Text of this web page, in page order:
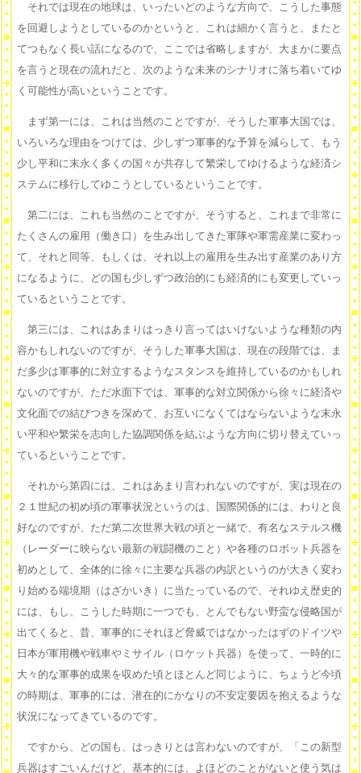
それでは現在の地球は、いったいどのような方向で、こうした事態
を回避しようとしているのかというと、これは細かく言うと、またと
てつもなく長い話になるので、ここでは省略しますが、大まかに要点
を言うと現在の流れだと、次のような未来のシナリオに落ち着いてゆ
く可能性が高いということです。
まず第一には、これは当然のことですが、そうした軍事大国では、
いろいろな理由をつけては、少しずつ軍事的な予算を減らして、もう
少し平和に末永く多くの国々が共存して繁栄してゆけるような経済シ
ステムに移行してゆこうとしているということです。
第二には、これも当然のことですが、そうすると、これまで非常に
たくさんの雇用（働き口）を生み出してきた軍隊や軍需産業に変わっ
て、それと同等、もしくは、それ以上の雇用を生み出す産業のあり方
になるように、どの国も少しずつ政治的にも経済的にも変更していっ
ているということです。
第三には、これはあまりはっきり言ってはいけないような種類の内
容かもしれないのですが、そうした軍事大国は、現在の段階では、ま
だ多少は軍事的に対立するようなスタンスを維持しているのかもしれ
ないのですが、ただ水面下では、軍事的な対立関係から徐々に経済や
文化面での結びつきを深めて、お互いになくてはならないような末永
い平和や繁栄を志向した協調関係を結ぶような方向に切り替えていっ
ているということです。
それから第四には、これはあまり言われないのですが、実は現在の
２１世紀の初め頃の軍事状況というのは、国際関係的には、わりと良
好なのですが、ただ第二次世界大戦の頃と一緒で、有名なステルス機
（レーダーに映らない最新の戦闘機のこと）や各種のロボット兵器を
初めとして、全体的に徐々に主要な兵器の内訳というのが大きく変わ
り始める端境期（はざかいき）に当たっているので、それゆえ歴史的
には、もし、こうした時期に一つでも、とんでもない野蛮な侵略国が
出てくると、昔、軍事的にそれほど脅威ではなかったはずのドイツや
日本が軍用機や戦車やミサイル（ロケット兵器）を使って、一時的に
大々的な軍事的成果を収めた頃とほとんど同じように、ちょうど今頃
の時期は、軍事的には、潜在的にかなりの不安定要因を抱えるような
状況になってきているのです。
ですから、どの国も、はっきりとは言わないのですが、「この新型
兵器はすごいんだけど、基本的には、よほどのことがないと使う気は